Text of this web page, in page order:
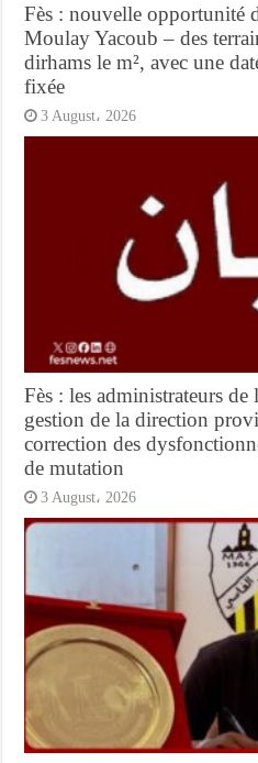
Fès : nouvelle opportunité
Moulay Yacoub – des
dirhams le m², avec une
fixée
3 August، 2026
Fès : les administrateurs de
gestion de la direction
correction des
de mutation
3 August، 2026